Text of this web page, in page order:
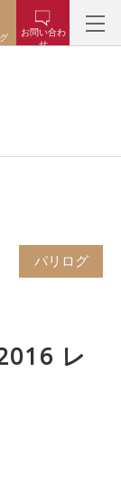
お問い合わ
せ
パリログ
レ